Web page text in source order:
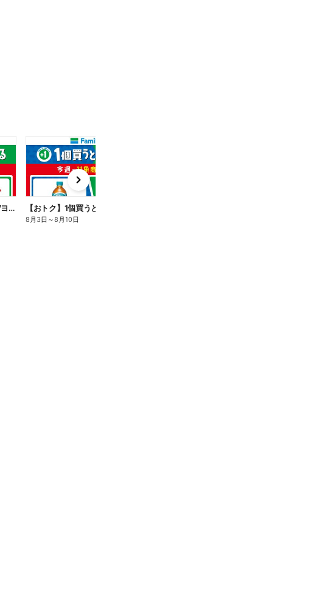
【おトク】1個買うと1個もらえる/ヨーグルト 【おトク】1個買うと1個もらえる/麦茶
8月3日 ～8月10日
e
x
t